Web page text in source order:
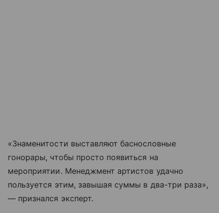
«Знаменитости выставляют баснословные
гонорары, чтобы просто появиться на
мероприятии. Менеджмент артистов удачно
пользуется этим, завышая суммы в два-три раза»,
— признался эксперт.